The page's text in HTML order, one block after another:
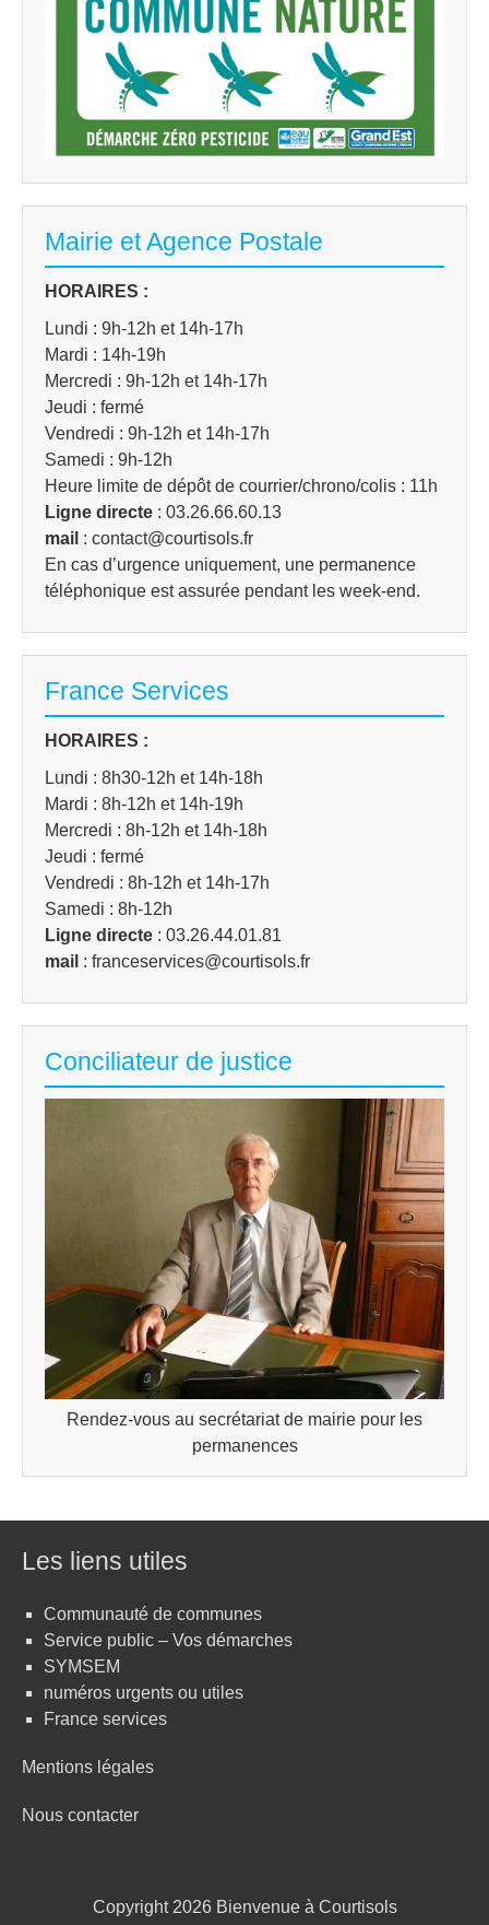
Mairie et Agence Postale
HORAIRES :
Lundi : 9h-12h et 14h-17h
Mardi : 14h-19h
Mercredi : 9h-12h et 14h-17h
Jeudi : fermé
Vendredi : 9h-12h et 14h-17h
Samedi : 9h-12h
Heure limite de dépôt de courrier/chrono/colis : 11h
Ligne directe : 03.26.66.60.13
mail : contact@courtisols.fr
En cas d’urgence uniquement, une permanence
téléphonique est assurée pendant les week-end.
France Services
HORAIRES :
Lundi : 8h30-12h et 14h-18h
Mardi : 8h-12h et 14h-19h
Mercredi : 8h-12h et 14h-18h
Jeudi : fermé
Vendredi : 8h-12h et 14h-17h
Samedi : 8h-12h
Ligne directe : 03.26.44.01.81
mail : franceservices@courtisols.fr
Conciliateur de justice
Rendez-vous au secrétariat de mairie pour les
permanences
Les liens utiles
Communauté de communes
Service public – Vos démarches
SYMSEM
numéros urgents ou utiles
France services
Mentions légales
Nous contacter
Copyright 2026 Bienvenue à Courtisols